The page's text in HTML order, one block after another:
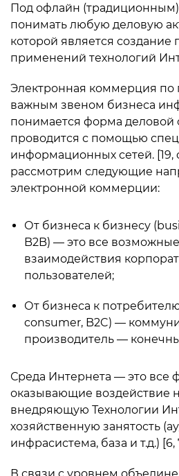
Под офлайн
понимать любую деловую
которой является
применений технологий
Электронная коммерция по
важным звеном бизнеса
понимается форма деловой
проводится с помощью
информационных сетей. [19,
рассмотрим следующие
электронной коммерции:
От бизнеса к бизнесу
B2B) — это все
взаимодействия
пользователей;
От бизнеса к
consumer, B2C) —
производитель —
Среда Интернета — это все
оказывающие воздействие
внедряющую Технологии
хозяйственную занятость
инфрасистема, база и т.д.) [6,
В связи с уровнем